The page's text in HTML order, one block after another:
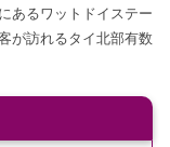
あるワットドイステー
が訪れるタイ北部有数